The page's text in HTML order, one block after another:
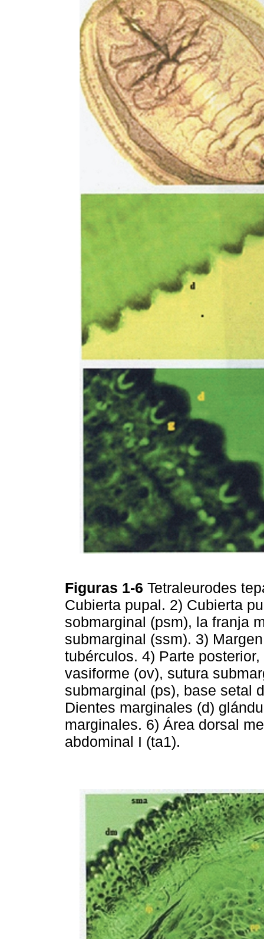
Figuras 1-6 Tetraleurodes
Cubierta pupal. 2) Cubierta
sobmarginal (psm), la franja
submarginal (ssm). 3)
tubérculos. 4) Parte
vasiforme (ov), sutura
submarginal (ps), base setal
Dientes marginales (d)
marginales. 6) Área dorsal
abdominal I (ta1).